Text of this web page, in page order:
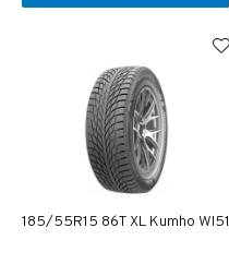
185/55R15 86T XL Kumho WI51